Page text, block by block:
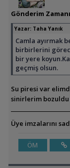
Gönderim
Yazar: Taha Yanık
Camla ayırmak
birbirlerini
bir yere
geçmiş olsun.
Su piresi var
sinirlerim bozuldu
Üye imzalarını
ÖM